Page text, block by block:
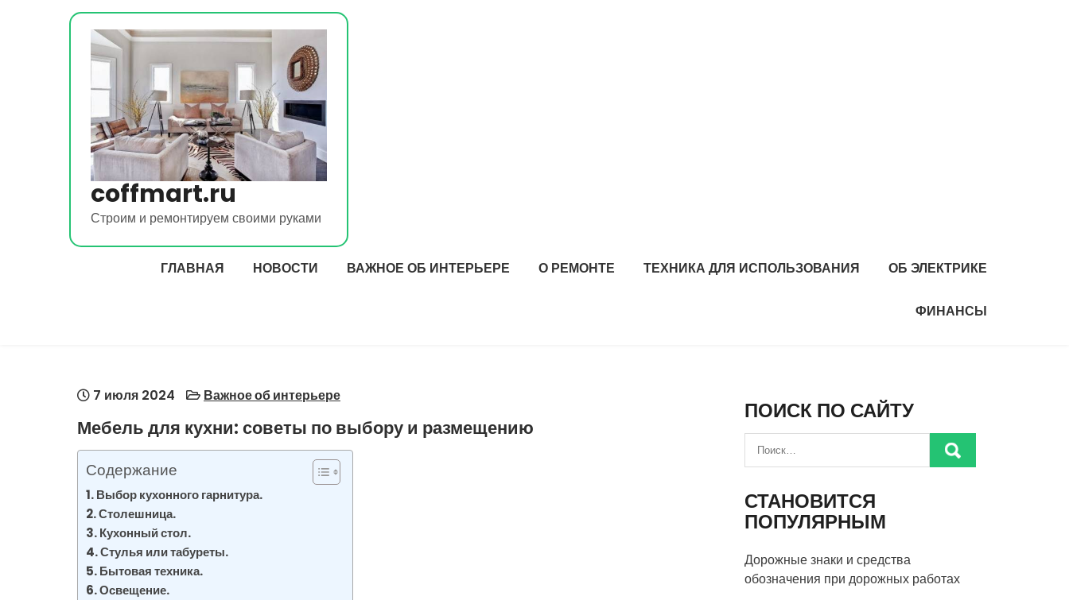
coffmart.ru
Строим и ремонтируем своими руками
ГЛАВНАЯ НОВОСТИ ВАЖНОЕ ОБ ИНТЕРЬЕРЕ О РЕМОНТЕ ТЕХНИКА ДЛЯ ИСПОЛЬЗОВАНИЯ ОБ ЭЛЕКТРИКЕ
ФИНАНСЫ
7 июля 2024 Важное об интерьере
Мебель для кухни: советы по выбору и размещению
Содержание
Выбор кухонного гарнитура.
Столешница.
Кухонный стол.
Стулья или табуреты.
Бытовая техника.
Освещение.
ПОИСК ПО САЙТУ
СТАНОВИТСЯ
ПОПУЛЯРНЫМ
Дорожные знаки и средства
обозначения при дорожных работах